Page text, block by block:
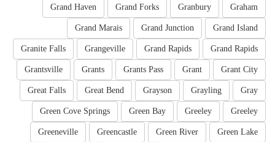
Graham
Granbury
Grand Forks
Grand Haven
Grand Island
Grand Junction
Grand Marais
Grand Rapids
Grand Rapids
Grangeville
Granite Falls
Grant City
Grant
Grants Pass
Grants
Grantsville
Gray
Grayling
Grayson
Great Bend
Great Falls
Greeley
Greeley
Green Bay
Green Cove Springs
Green Lake
Green River
Greencastle
Greeneville